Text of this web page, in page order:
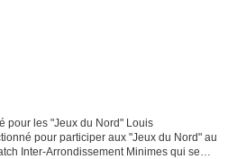
pour les "Jeux du Nord" Louis
pour participer aux "Jeux du Nord" au
Inter-Arrondissement Minimes qui se